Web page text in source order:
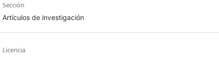
Sección
Artículos de investigación
Licencia